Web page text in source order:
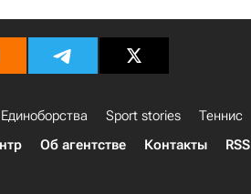
Единоборства Sport stories Теннис
Об агентстве Контакты RSS